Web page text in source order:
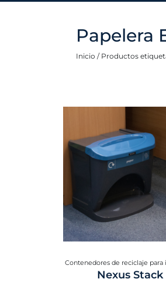
Papelera
Inicio / Productos
Contenedores de reciclaje para
Nexus Stack